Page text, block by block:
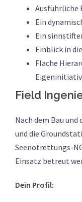
Ausführliche
Ein
Ein
Einblick in
Flache
Field
Nach dem Bau und
und die
Seenotrettungs-
Einsatz betreut
Dein Profil: